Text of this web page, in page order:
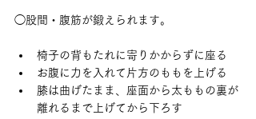
◯股間・腹筋が鍛えられます。
椅子の背もたれに寄りかからずに座る
お腹に力を入れて片方のももを上げる
膝は曲げたまま、座面から太ももの裏が
離れるまで上げてから下ろす